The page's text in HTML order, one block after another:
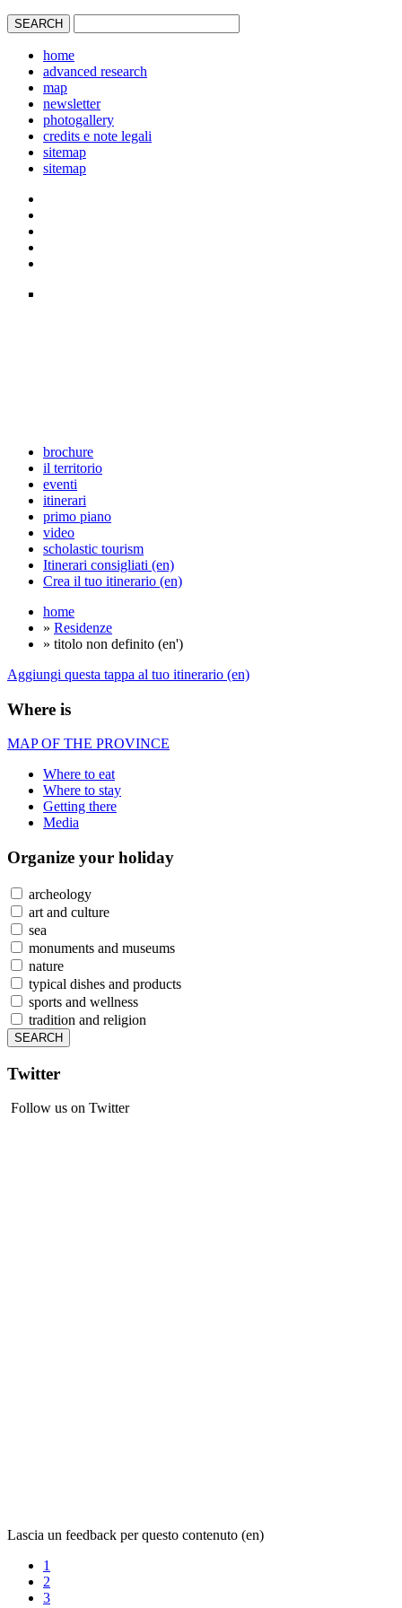
home
advanced research
map
newsletter
photogallery
credits e note legali
sitemap
sitemap
brochure
il territorio
eventi
itinerari
primo piano
video
scholastic tourism
Itinerari consigliati (en)
Crea il tuo itinerario (en)
home
» Residenze
» titolo non definito (en')
Aggiungi questa tappa al tuo itinerario (en)
Where is
MAP OF THE PROVINCE
Where to eat
Where to stay
Getting there
Media
Organize your holiday
archeology
art and culture
sea
monuments and museums
nature
typical dishes and products
sports and wellness
tradition and religion
Twitter
Follow us on Twitter
Lascia un feedback per questo contenuto (en)
1
2
3